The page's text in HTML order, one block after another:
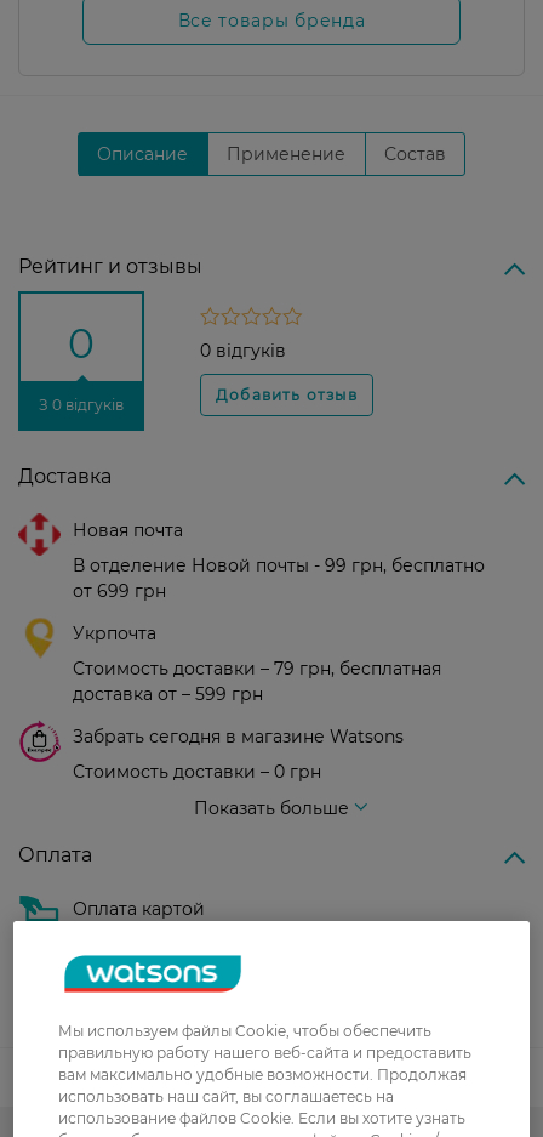
Все товары бренда
Описание Применение Состав
Рейтинг и отзывы
0
З 0 відгуків
0 відгуків
Доставка
Новая почта
В отделение Новой почты - 99 грн, бесплатно
от 699 грн
Укрпочта
Стоимость доставки – 79 грн, бесплатная
доставка от – 599 грн
Забрать сегодня в магазине Watsons
Стоимость доставки – 0 грн
Показать больше
Оплата
Оплата картой
Послеоплата
Код товара
Мы используем файлы Cookie, чтобы обеспечить
правильную работу нашего веб-сайта и предоставить
вам максимально удобные возможности. Продолжая
использовать наш сайт, вы соглашаетесь на
использование файлов Cookie. Если вы хотите узнать